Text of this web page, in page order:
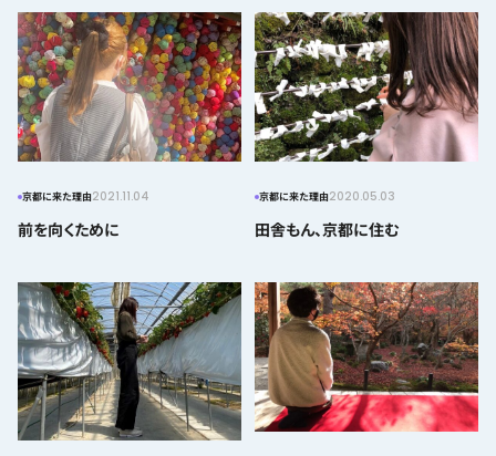
京都に来た理由2021.11.04
前を向くために
京都に来た理由2020.05.03
田舎もん、京都に住む